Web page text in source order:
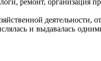
деятельности,
и выдавалась